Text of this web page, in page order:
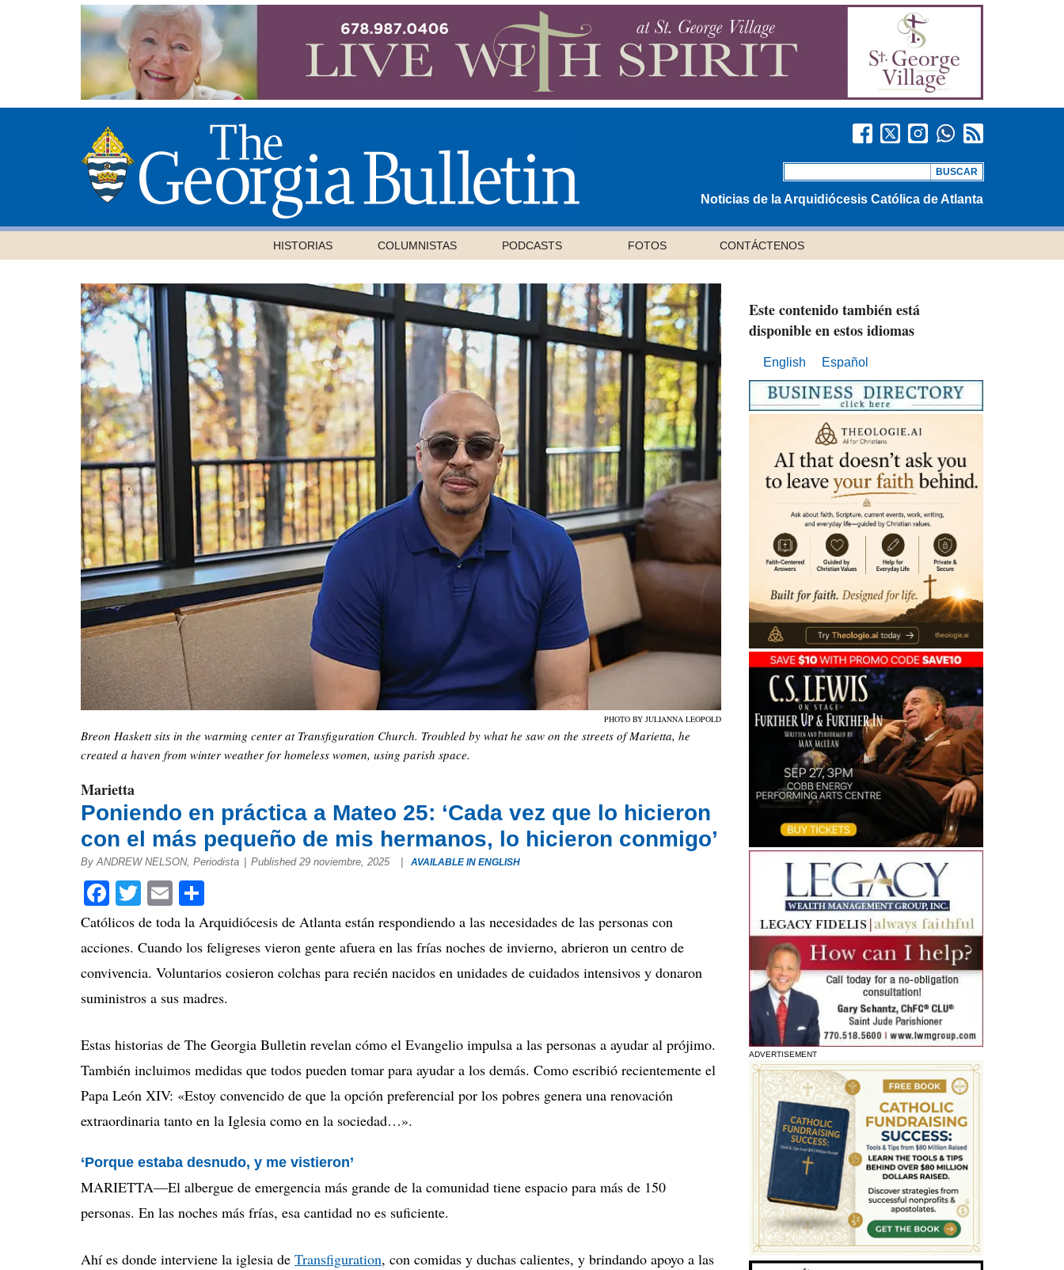
Noticias de la Arquidiócesis Católica de Atlanta
HISTORIAS COLUMNISTAS PODCASTS FOTOS CONTÁCTENOS
PHOTO BY JULIANNA LEOPOLD
Breon Haskett sits in the warming center at Transfiguration Church. Troubled by what he saw on the streets of Marietta, he
created a haven from winter weather for homeless women, using parish space.
Marietta
Poniendo en práctica a Mateo 25: ‘Cada vez que lo hicieron
con el más pequeño de mis hermanos, lo hicieron conmigo’
By ANDREW NELSON, Periodista Published 29 noviembre, 2025 AVAILABLE IN ENGLISH
Facebook
Twitter
Email
Católicos de toda la Arquidiócesis de Atlanta están respondiendo a las necesidades de las personas con
acciones. Cuando los feligreses vieron gente afuera en las frías noches de invierno, abrieron un centro de
convivencia. Voluntarios cosieron colchas para recién nacidos en unidades de cuidados intensivos y donaron
suministros a sus madres.
Estas historias de The Georgia Bulletin revelan cómo el Evangelio impulsa a las personas a ayudar al prójimo.
También incluimos medidas que todos pueden tomar para ayudar a los demás. Como escribió recientemente el
Papa León XIV: «Estoy convencido de que la opción preferencial por los pobres genera una renovación
extraordinaria tanto en la Iglesia como en la sociedad…».
‘Porque estaba desnudo, y me vistieron’
MARIETTA—El albergue de emergencia más grande de la comunidad tiene espacio para más de 150
personas. En las noches más frías, esa cantidad no es suficiente.
Ahí es donde interviene la iglesia de Transfiguration, con comidas y duchas calientes, y brindando apoyo a las
Este contenido también está
disponible en estos idiomas
English Español
ADVERTISEMENT